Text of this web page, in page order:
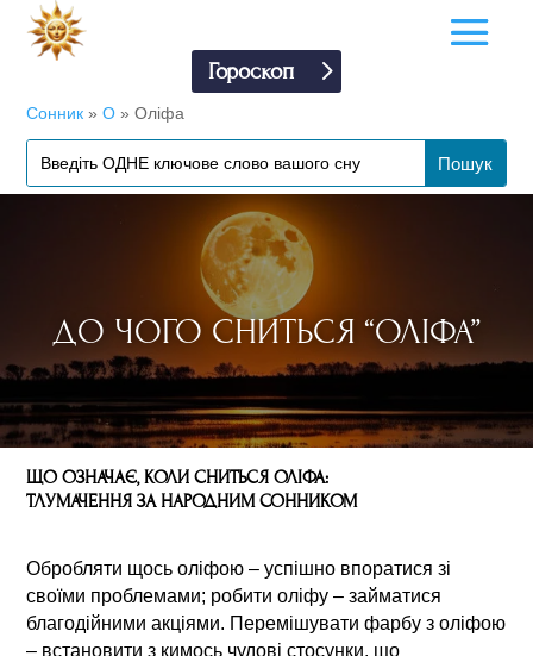
Гороскоп
Сонник »О »Оліфа
ДО ЧОГО СНИТЬСЯ “ОЛІФА”
ЩО ОЗНАЧАЄ, КОЛИ СНИТЬСЯ ОЛІФА:
ТЛУМАЧЕННЯ ЗА НАРОДНИМ СОННИКОМ
Обробляти щось оліфою – успішно впоратися зі
своїми проблемами; робити оліфу – займатися
благодійними акціями. Перемішувати фарбу з оліфою
– встановити з кимось чудові стосунки, що